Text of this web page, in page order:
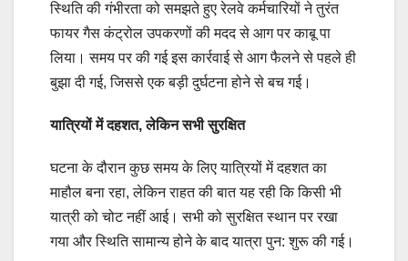
स्थिति की गंभीरता को समझते हुए रेलवे कर्मचारियों ने तुरंत
फायर गैस कंट्रोल उपकरणों की मदद से आग पर काबू पा
लिया। समय पर की गई इस कार्रवाई से आग फैलने से पहले ही
बुझा दी गई, जिससे एक बड़ी दुर्घटना होने से बच गई।
यात्रियों में दहशत, लेकिन सभी सुरक्षित
घटना के दौरान कुछ समय के लिए यात्रियों में दहशत का
माहौल बना रहा, लेकिन राहत की बात यह रही कि किसी भी
यात्री को चोट नहीं आई। सभी को सुरक्षित स्थान पर रखा
गया और स्थिति सामान्य होने के बाद यात्रा पुन: शुरू की गई।